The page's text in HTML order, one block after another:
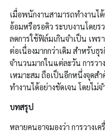
เมื่อพนักงานสามารถทำงานไ
อ้อมหรือรอคิว ระบบงานโดย
ลดการใช้ฟิล์มเกินจำเป็น เพ
ต่อเนื่องมากกว่าเดิม สำหรับ
จำนวนมากในแต่ละวัน การว
เหมาะสม ถือเป็นอีกหนึ่งจุดส
ทำงานได้อย่างชัดเจน โดยไม่
บทสรุป
หลายคนอาจมองว่า การวางเ